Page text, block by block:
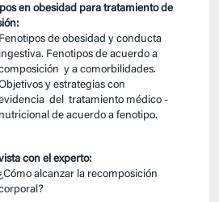
en obesidad para tratamiento de
Fenotipos de obesidad y conducta
ingestiva. Fenotipos de acuerdo a
y a comorbilidades.
y estrategias con
del tratamiento médico -
nutricional de acuerdo a fenotipo.
con el experto:
alcanzar la recomposición